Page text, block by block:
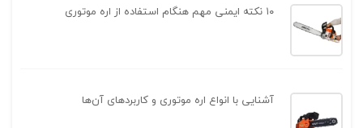
۱۰ نکته ایمنی مهم هنگام استفاده از اره موتوری
آشنایی با انواع اره موتوری و کاربردهای آن‌ها